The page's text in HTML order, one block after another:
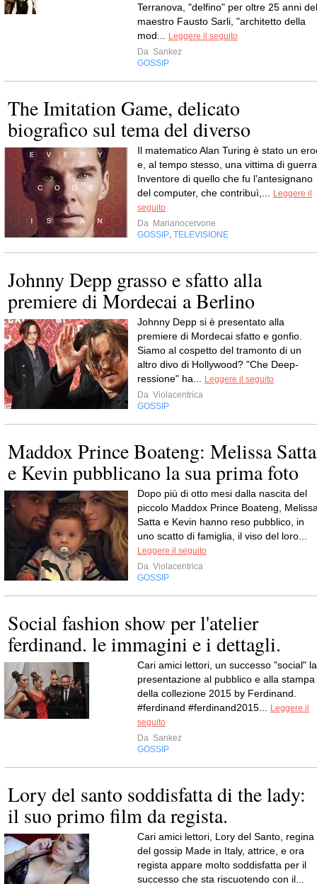
Terranova, "delfino" per oltre 25 anni del
maestro Fausto Sarli, "architetto della
mod...
Leggere il seguito
Da Sankez
GOSSIP
The Imitation Game, delicato
biografico sul tema del diverso
Il matematico Alan Turing è stato un
e, al tempo stesso, una vittima di
Inventore di quello che fu l’antesignano
del computer, che contribuì,...
Leggere il
seguito
Da Marianocervone
GOSSIP TELEVISIONE
Johnny Depp grasso e sfatto alla
premiere di Mordecai a Berlino
Johnny Depp si è presentato alla
premiere di Mordecai sfatto e gonfio.
Siamo al cospetto del tramonto di un
altro divo di Hollywood? "Che Deep-
ressione" ha...
Leggere il seguito
Da Violacentrica
GOSSIP
Maddox Prince Boateng: Melissa Satta
e Kevin pubblicano la sua prima foto
Dopo più di otto mesi dalla nascita del
piccolo Maddox Prince Boateng,
Satta e Kevin hanno reso pubblico, in
uno scatto di famiglia, il viso del loro...
Leggere il seguito
Da Violacentrica
GOSSIP
Social fashion show per l'atelier
ferdinand. le immagini e i dettagli.
Cari amici lettori, un successo "social" la
presentazione al pubblico e alla stampa
della collezione 2015 by Ferdinand.
#ferdinand #ferdinand2015...
Leggere il
seguito
Da Sankez
GOSSIP
Lory del santo soddisfatta di the lady:
il suo primo film da regista.
Cari amici lettori, Lory del Santo, regina
del gossip Made in Italy, attrice, e ora
regista appare molto soddisfatta per il
successo che sta riscuotendo con il...